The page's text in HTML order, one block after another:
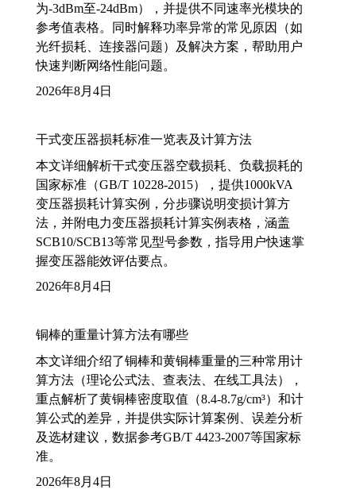
为-3dBm至-24dBm），并提供不同速率光模块的
参考值表格。同时解释功率异常的常见原因（如
光纤损耗、连接器问题）及解决方案，帮助用户
快速判断网络性能问题。
2026年8月4日
干式变压器损耗标准一览表及计算方法
本文详细解析干式变压器空载损耗、负载损耗的
国家标准（GB/T 10228-2015），提供1000kVA
变压器损耗计算实例，分步骤说明变损计算方
法，并附电力变压器损耗计算实例表格，涵盖
SCB10/SCB13等常见型号参数，指导用户快速掌
握变压器能效评估要点。
2026年8月4日
铜棒的重量计算方法有哪些
本文详细介绍了铜棒和黄铜棒重量的三种常用计
算方法（理论公式法、查表法、在线工具法），
重点解析了黄铜棒密度取值（8.4-8.7g/cm³）和计
算公式的差异，并提供实际计算案例、误差分析
及选材建议，数据参考GB/T 4423-2007等国家标
准。
2026年8月4日